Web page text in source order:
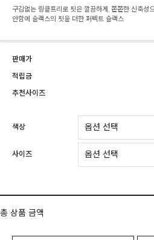
구김없는 링클프리로 핏은 깔끔하게, 쫀쫀한 신축성
안함에 슬랙스의 핏을 더한 퍼펙트 슬랙스
판매가
적립금
추천사이즈
색상
사이즈
총 상품 금액